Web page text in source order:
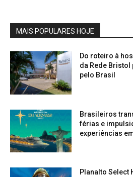
MAIS POPULARES HOJE
Do roteiro à
da Rede Bristol
pelo Brasil
Brasileiros
férias e
experiências
Planalto Select